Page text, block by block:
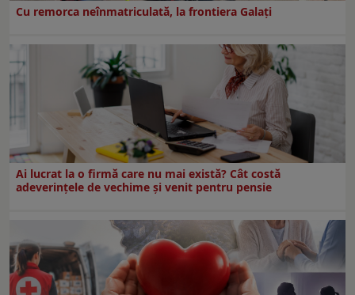
Cu remorca neînmatriculată, la frontiera Galați
Ai lucrat la o firmă care nu mai există? Cât costă
adeverințele de vechime și venit pentru pensie